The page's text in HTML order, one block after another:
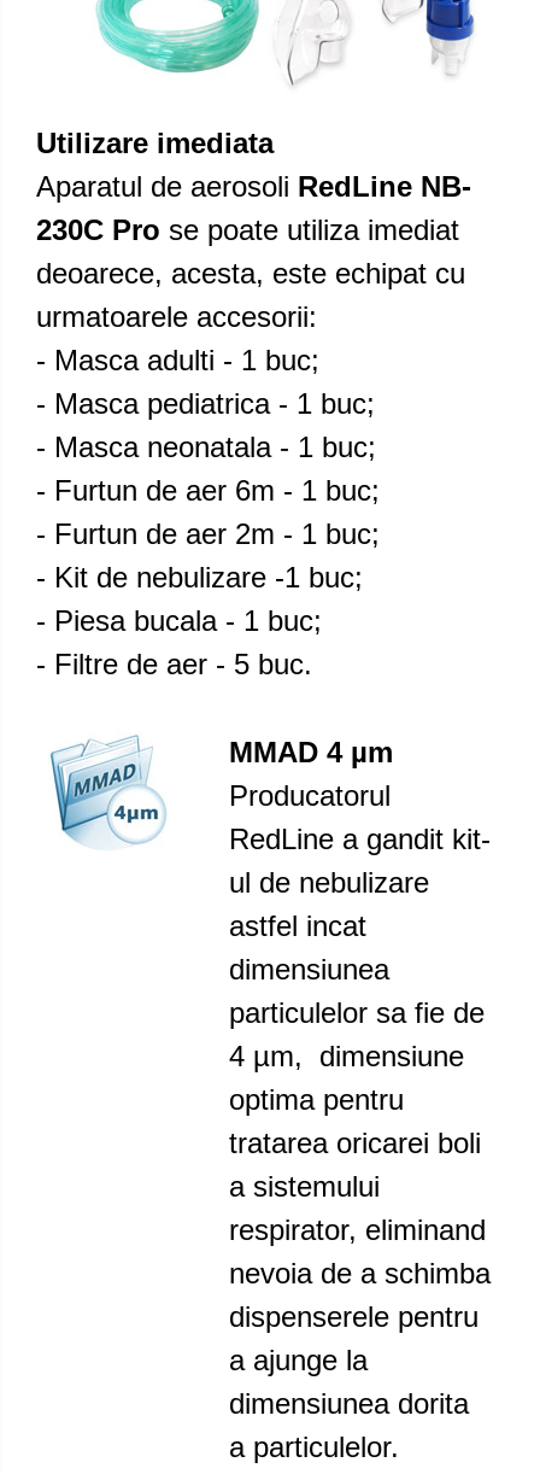
Utilizare imediata
Aparatul de aerosoli RedLine NB-
230C Pro se poate utiliza imediat
deoarece, acesta, este echipat cu
urmatoarele accesorii:
- Masca adulti - 1 buc;
- Masca pediatrica - 1 buc;
- Masca neonatala - 1 buc;
- Furtun de aer 6m - 1 buc;
- Furtun de aer 2m - 1 buc;
- Kit de nebulizare -1 buc;
- Piesa bucala - 1 buc;
- Filtre de aer - 5 buc.
MMAD 4 µm
Producatorul
RedLine a gandit kit-
ul de nebulizare
astfel incat
dimensiunea
particulelor sa fie de
4 µm, dimensiune
optima pentru
tratarea oricarei boli
a sistemului
respirator, eliminand
nevoia de a schimba
dispenserele pentru
a ajunge la
dimensiunea dorita
a particulelor.